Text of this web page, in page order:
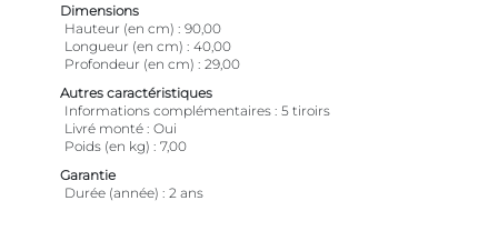
Dimensions
Hauteur (en cm)
90,00
Longueur (en cm)
40,00
Profondeur (en cm)
29,00
Autres caractéristiques
Informations complémentaires 5 tiroirs
Livré monté Oui
Poids (en kg)
7,00
Garantie
Durée (année)
2 ans